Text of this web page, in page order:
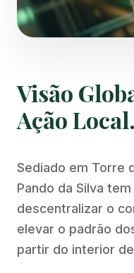
Visão
Ação Local.
Sediado em Torre
Pando da Silva
descentralizar o
elevar o padrão
partir do interior